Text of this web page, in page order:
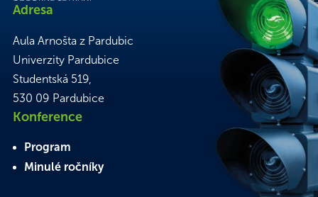
Adresa
Aula Arnošta z Pardubic
Univerzity Pardubice
Studentská 519,
530 09 Pardubice
Konference
Program
Minulé ročníky